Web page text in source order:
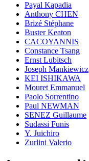
Payal Kapadia
Anthony CHEN
Brizé Stéphane
Buster Keaton
CACOYANNIS
Constance Tsang
Ernst Lubitsch
Joseph Mankiewicz
KEI ISHIKAWA
Mouret Emmanuel
Paolo Sorrentino
Paul NEWMAN
SENEZ Guillaume
Sudassi Funis
Y. Juichiro
Zurlini Valerio